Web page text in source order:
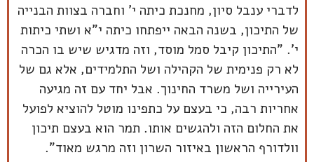
לדברי ענבל סיון, מחנכת כיתה י' וחברה בצוות הבנייה
של התיכון, בשנה הבאה ייפתחו כיתה י"א ושתי כיתות
י'. "התיכון קיבל סמל מוסד, וזה מדגיש שיש בו הכרה
לא רק פנימית של הקהילה ושל התלמידים, אלא גם של
העירייה ושל משרד החינוך. אבל יחד עם זה מגיעה
אחריות רבה, כי בעצם על כתפינו מוטל להוציא לפועל
את החלום הזה ולהגשים אותו. תמר הוא בעצם תיכון
וולדורף הראשון באיזור השרון וזה מרגש מאוד”.